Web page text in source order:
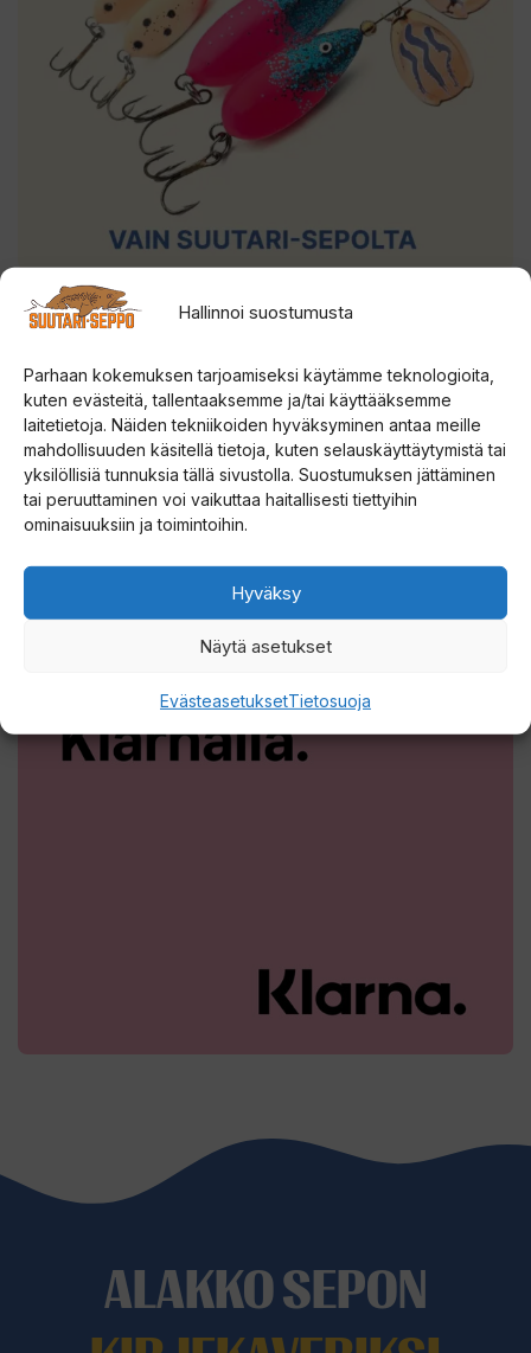
Hallinnoi suostumusta
Parhaan kokemuksen tarjoamiseksi käytämme teknologioita,
kuten evästeitä, tallentaaksemme ja/tai käyttääksemme
laitetietoja. Näiden tekniikoiden hyväksyminen antaa meille
mahdollisuuden käsitellä tietoja, kuten selauskäyttäytymistä tai
yksilöllisiä tunnuksia tällä sivustolla. Suostumuksen jättäminen
tai peruuttaminen voi vaikuttaa haitallisesti tiettyihin
ominaisuuksiin ja toimintoihin.
Hyväksy
Näytä asetukset
EvästeasetuksetTietosuoja
ALAKKO SEPON